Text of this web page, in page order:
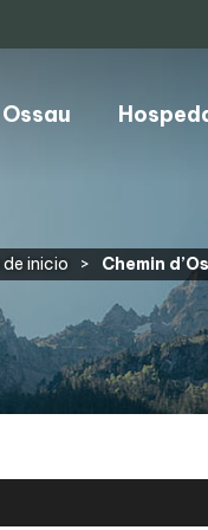
inicio > Chemin